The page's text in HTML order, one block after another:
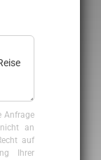
Anfrage
an
auf
Ihrer